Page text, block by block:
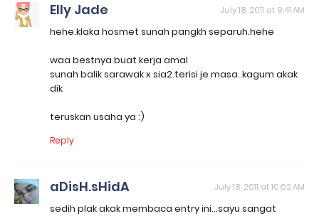
Elly Jade July 18, 2011 at 9:41 AM
hehe.klaka hosmet sunah pangkh separuh.hehe
waa bestnya buat kerja amal
sunah balik sarawak x sia2.terisi je masa..kagum akak
dik
teruskan usaha ya :)
Reply
aDisH.sHidA July 18, 2011 at 10:02 AM
sedih plak akak membaca entry ini...sayu sangat